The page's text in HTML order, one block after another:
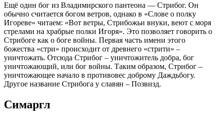
Ещё один бог из Владимирского пантеона — Стрибог. Он
обычно считается богом ветров, однако в «Слове о полку
Игореве» читаем: «Вот ветры, Стрибожьи внуки, веют с моря
стрелами на храбрые полки Игоря». Это позволяет говорить о
Стрибоге как о боге войны. Первая часть имени этого
божества «стри» происходит от древнего «стрити» –
уничтожать. Отсюда Стрибог – уничтожитель добра, бог
уничтожающий, или бог войны. Таким образом, Стрибог –
уничтожающее начало в противовес доброму Даждьбогу.
Другое название Стрибога у славян – Позвизд.
Симаргл